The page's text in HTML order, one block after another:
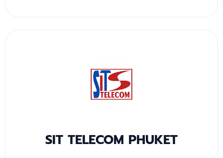
SIT TELECOM PHUKET